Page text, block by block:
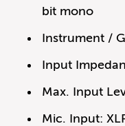
bit mono
Instrument /
Input
Max. Input
Mic. Input: